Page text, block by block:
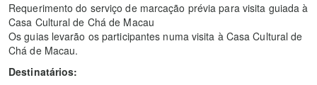
Requerimento do serviço de marcação prévia para visita guiada à
Casa Cultural de Chá de Macau
Os guias levarão os participantes numa visita à Casa Cultural de
Chá de Macau.
Destinatários: